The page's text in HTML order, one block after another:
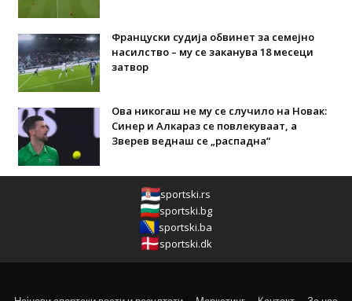
Француски судија обвинет за семејно
насилство – му се заканува 18 месеци
затвор
Ова никогаш не му се случило на Новак:
Синер и Алкараз се повлекуваат, а
Зверев веднаш се „распадна“
sportski.rs
sportski.bg
sportski.ba
sportski.dk